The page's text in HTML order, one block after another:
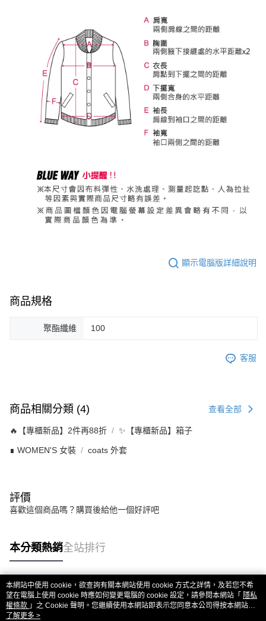
顯示電腦版詳細說明
商品規格
聚酯纖維 100
客服
商品相關分類 (4) 查看全部
🔥【專櫃新品】2件再88折 ✨【專櫃新品】箱子
∎ WOMEN'S 女裝 coats 外套
評價
喜歡這個商品嗎？購買後給他一個好評吧
本分類熱銷全站排行
熱門標籤
本網站中使用 cookie，欲查詢有關本網站使用 cookie 方式之詳情，及若您不希
望在電腦上使用 cookie 時應如何變更電腦的 cookie 設定，請參閱本網站「 隱私
權條款 」之 Cookie 聲明。您繼續使用本網站即表示您同意本公司得按本網站使
用條款之 Cookie 聲明使用 cookie。
了解更多 >